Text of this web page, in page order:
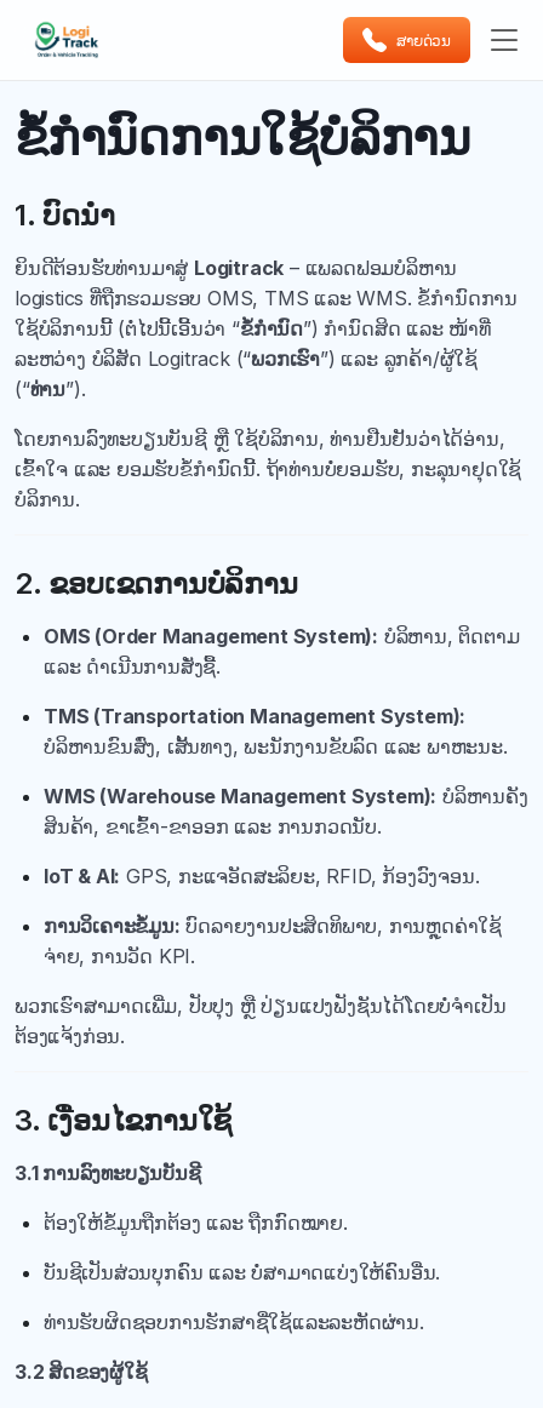
ສາຍດ່ວນ
ຂໍ້ກໍານົດການໃຊ້ບໍລິການ
1. ບົດນຳ
ຍິນດີຕ້ອນຮັບທ່ານມາສູ່ Logitrack – ແພລດຟອມບໍລິຫານ
logistics ທີ່ຖືກຮວມຮອບ OMS, TMS ແລະ WMS. ຂໍ້ກຳນົດການ
ໃຊ້ບໍລິການນີ້ (ຕໍ່ໄປນີ້ເອີ້ນວ່າ “ຂໍ້ກຳນົດ”) ກຳນົດສິດ ແລະ ໜ້າທີ່
ລະຫວ່າງ ບໍລິສັດ Logitrack (“ພວກເຮົາ”) ແລະ ລູກຄ້າ/ຜູ້ໃຊ້
(“ທ່ານ”).
ໂດຍການລົງທະບຽນບັນຊີ ຫຼື ໃຊ້ບໍລິການ, ທ່ານຢືນຢັນວ່າໄດ້ອ່ານ,
ເຂົ້າໃຈ ແລະ ຍອມຮັບຂໍ້ກຳນົດນີ້. ຖ້າທ່ານບໍ່ຍອມຮັບ, ກະລຸນາຢຸດໃຊ້
ບໍລິການ.
2. ຂອບເຂດການບໍລິການ
OMS (Order Management System): ບໍລິຫານ, ຕິດຕາມ
ແລະ ດຳເນີນການສັ່ງຊື້.
TMS (Transportation Management System):
ບໍລິຫານຂົນສົ່ງ, ເສັ້ນທາງ, ພະນັກງານຂັບລົດ ແລະ ພາຫະນະ.
WMS (Warehouse Management System): ບໍລິຫານຄັງ
ສິນຄ້າ, ຂາເຂົ້າ-ຂາອອກ ແລະ ການກວດນັບ.
IoT & AI: GPS, ກະແຈອັດສະລິຍະ, RFID, ກ້ອງວົງຈອນ.
ການວິເຄາະຂໍ້ມູນ: ບົດລາຍງານປະສິດທິພາບ, ການຫຼຸດຄ່າໃຊ້
ຈ່າຍ, ການວັດ KPI.
ພວກເຮົາສາມາດເພີ່ມ, ປັບປຸງ ຫຼື ປ່ຽນແປງຟັງຊັນໄດ້ໂດຍບໍ່ຈຳເປັນ
ຕ້ອງແຈ້ງກ່ອນ.
3. ເງື່ອນໄຂການໃຊ້
3.1 ການລົງທະບຽນບັນຊີ
ຕ້ອງໃຫ້ຂໍ້ມູນຖືກຕ້ອງ ແລະ ຖືກກົດໝາຍ.
ບັນຊີເປັນສ່ວນບຸກຄົນ ແລະ ບໍ່ສາມາດແບ່ງໃຫ້ຄົນອື່ນ.
ທ່ານຮັບຜິດຊອບການຮັກສາຊື່ໃຊ້ແລະລະຫັດຜ່ານ.
3.2 ສິດຂອງຜູ້ໃຊ້